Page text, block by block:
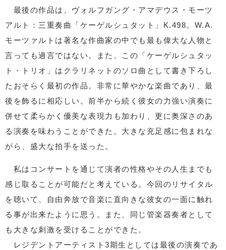
最後の作品は、ヴォルフガング・アマデウス・モーツ
アルト：三重奏曲「ケーゲルシュタット」K.498。W.A.
モーツァルトは著名な作曲家の中でも最も偉大な人物と
言っても過言ではない。また、この「ケーゲルシュタッ
ト・トリオ」はクラリネットのソロ曲として書き下ろし
たおそらく最初の作品。非常に華やかな楽曲であり、最
後を飾るに相応しい。前半から続く彼女の力強い演奏に
併せて柔らかく優美な表現力も加わり、更に奥深さのあ
る演奏を味わうことができた。大きな充足感に包まれな
がら、盛大な拍手を送った。
私はコンサートを通じて演者の性格やその人生までも
感じ取ることが可能だと考えている。今回のリサイタル
を聴いて、自由奔放で音楽に直向きな彼女の一面に触れ
る事が出来たように思う。また、同じ管楽器奏者として
も大きな刺激を受けることができた。
レジデントアーティスト3期生としては最後の演奏であ